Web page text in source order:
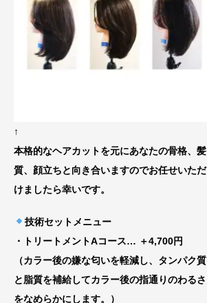
↑
本格的なヘアカットを元にあなたの骨格、 髪
質、顔立ちと向き合いますのでお任せいただ
けましたら幸いです。
技術セットメニュー
・トリートメントAコース… ＋4,700円
（カラー後の嫌な匂いを軽減し、タンパク質
と脂質を補給してカラー後の指通りのわるさ
をなめらかにします。）